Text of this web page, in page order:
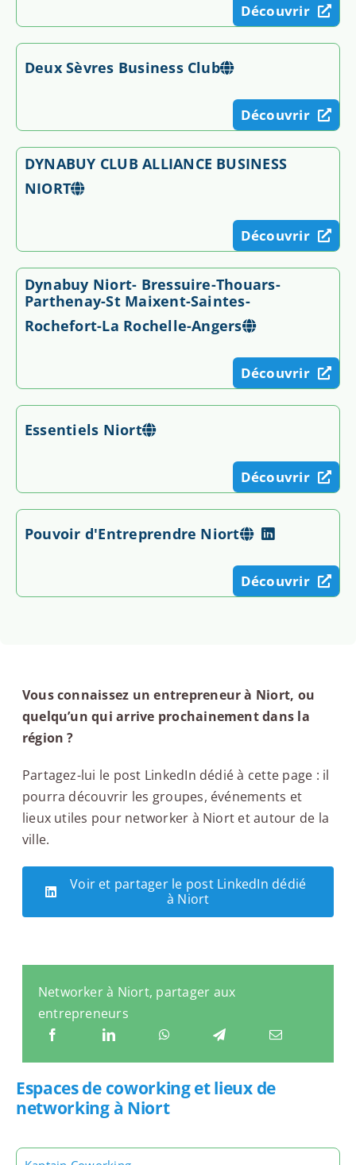
Découvrir
Deux Sèvres Business Club
Découvrir
DYNABUY CLUB ALLIANCE BUSINESS
NIORT
Découvrir
Dynabuy Niort- Bressuire-Thouars-
Parthenay-St Maixent-Saintes-
Rochefort-La Rochelle-Angers
Découvrir
Essentiels Niort
Découvrir
Pouvoir d'Entreprendre Niort
Découvrir
Vous connaissez un entrepreneur à Niort, ou
quelqu’un qui arrive prochainement dans la
région ?
Partagez-lui le post LinkedIn dédié à cette page : il
pourra découvrir les groupes, événements et
lieux utiles pour networker à Niort et autour de la
ville.
Voir et partager le post LinkedIn dédié
à Niort
Networker à Niort, partager aux
entrepreneurs
Espaces de coworking et lieux de
networking à Niort